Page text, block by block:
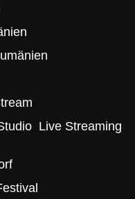
Live Streaming